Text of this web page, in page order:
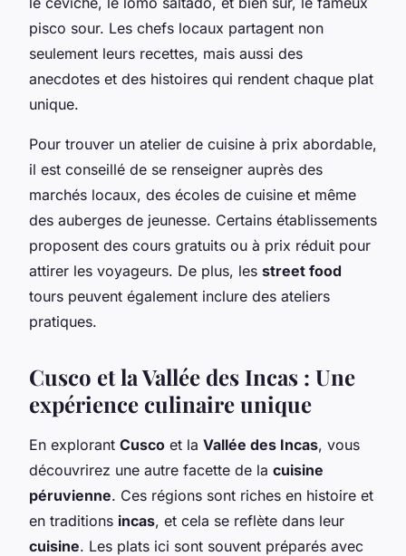
pisco sour. Les chefs locaux partagent non
seulement leurs recettes, mais aussi des
anecdotes et des histoires qui rendent chaque plat
unique.
Pour trouver un atelier de cuisine à prix abordable,
il est conseillé de se renseigner auprès des
marchés locaux, des écoles de cuisine et même
des auberges de jeunesse. Certains établissements
proposent des cours gratuits ou à prix réduit pour
attirer les voyageurs. De plus, les street food
tours peuvent également inclure des ateliers
pratiques.
Cusco et la Vallée des Incas : Une
expérience culinaire unique
En explorant Cusco et la Vallée des Incas, vous
découvrirez une autre facette de la cuisine
péruvienne. Ces régions sont riches en histoire et
en traditions incas, et cela se reflète dans leur
cuisine. Les plats ici sont souvent préparés avec